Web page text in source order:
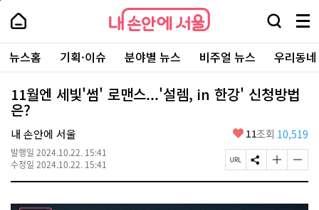
본
로
가
내
손
안
에
서
울
-
서
울
시
대
표
소
통
포
내
손
에
울
검
창
열
기
메
뉴
전
체
보
주
요
서
뉴스홈 기획·이슈 분야별 뉴스 비주얼 뉴스 우리동
11월엔 세빛'썸' 로맨스...'설렘, in 한강' 신청방법
은?
내 손안에 서울
발행일 2024.10.22. 15:41
수정일 2024.10.22. 15:41
좋
요
11조회 10,519
페
이
U
S
N
공
글
자
기
글
자
기
페
상
단
로